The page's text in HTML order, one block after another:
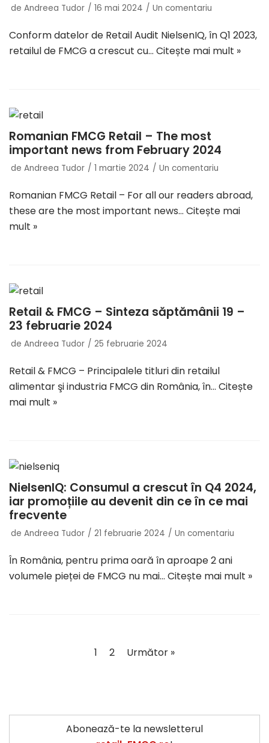
de Andreea Tudor 16 mai 2024 Un comentariu
Conform datelor de Retail Audit NielsenIQ, în Q1 2023,
retailul de FMCG a crescut cu… Citește mai mult »
Romanian FMCG Retail – The most
important news from February 2024
de Andreea Tudor 1 martie 2024 Un comentariu
Romanian FMCG Retail – For all our readers abroad,
these are the most important news… Citește mai
mult »
Retail & FMCG – Sinteza săptămânii 19 –
23 februarie 2024
de Andreea Tudor 25 februarie 2024
Retail & FMCG – Principalele titluri din retailul
alimentar şi industria FMCG din România, în… Citește
mai mult »
NielsenIQ: Consumul a crescut în Q4 2024,
iar promoțiile au devenit din ce în ce mai
frecvente
de Andreea Tudor 21 februarie 2024 Un comentariu
În România, pentru prima oară în aproape 2 ani
volumele pieței de FMCG nu mai… Citește mai mult »
1 2 Următor »
Abonează-te la newsletterul